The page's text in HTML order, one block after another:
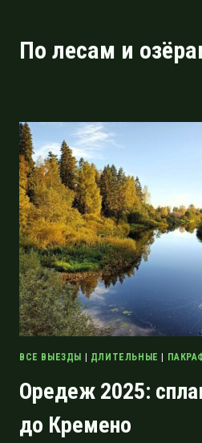
содержимому
По лесам и
ВСЕ ВЫЕЗДЫ | ДЛИТЕЛЬНЫЕ |
Оредеж 2025:
до Кремено